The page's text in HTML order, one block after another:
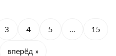
3 4 5 ... 15
вперёд »